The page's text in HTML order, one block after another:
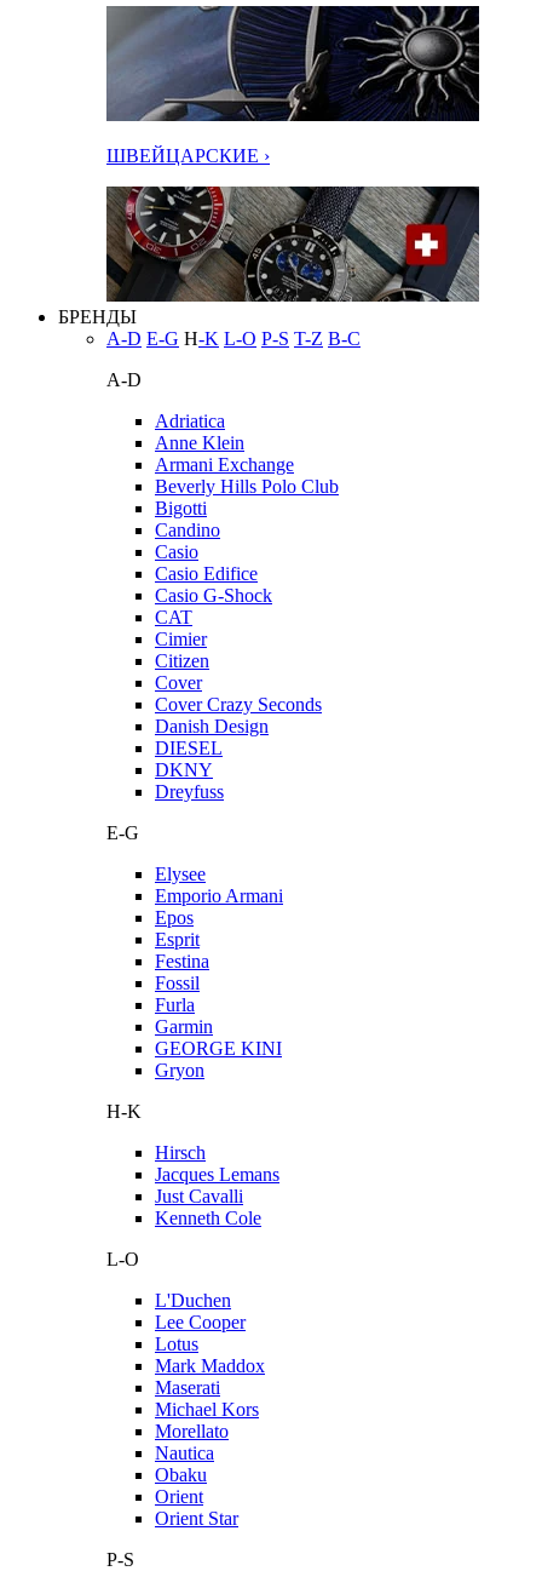
ШВЕЙЦАРСКИЕ ›
БРЕНДЫ
A-D E-G H-K L-O P-S T-Z В-С
A-D
Adriatica
Anne Klein
Armani Exchange
Beverly Hills Polo Club
Bigotti
Candino
Casio
Casio Edifice
Casio G-Shock
CAT
Cimier
Citizen
Cover
Cover Crazy Seconds
Danish Design
DIESEL
DKNY
Dreyfuss
E-G
Elysee
Emporio Armani
Epos
Esprit
Festina
Fossil
Furla
Garmin
GEORGE KINI
Gryon
H-K
Hirsch
Jacques Lemans
Just Cavalli
Kenneth Cole
L-O
L'Duchen
Lee Cooper
Lotus
Mark Maddox
Maserati
Michael Kors
Morellato
Nautica
Obaku
Orient
Orient Star
P-S